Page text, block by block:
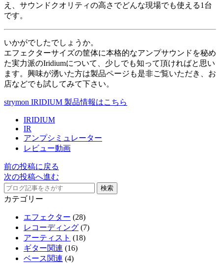
え、サウンドクオリティの高さでどんな現場でも使える1台
です。
いかがでしたでしょうか。
エフェクターサイズの筐体に本格的なアンプサウンドを秘め
た実力派のIridiumについて、少しでも知って頂ければと思い
ます。興味が湧いた方は製品ページも是非ご覧いただき、お
店などでも試してみて下さい。
strymon IRIDIUM 製品情報はこちら
IRIDIUM
IR
アンプシミュレーター
レビュー動画
前の投稿に戻る
次の投稿へ進む
カテゴリー
エフェクター (28)
レコーディング (7)
アーティスト (18)
ギター関連 (16)
ベース関連 (4)